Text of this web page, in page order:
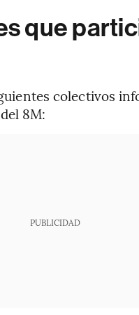
que
colectivos
8M:
PUBLICIDAD